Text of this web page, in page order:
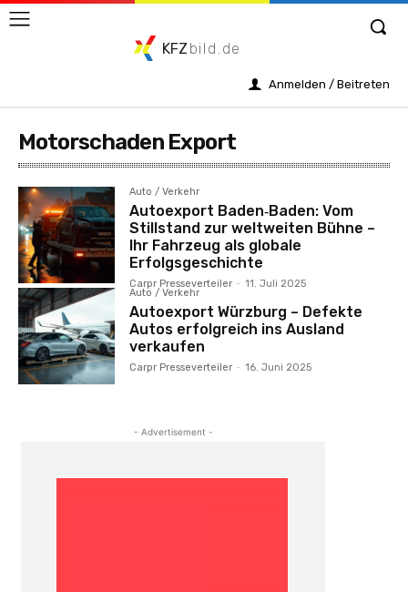
KFZ bild.de
Anmelden / Beitreten
Motorschaden Export
Auto / Verkehr
Autoexport Baden‑Baden: Vom
Stillstand zur weltweiten Bühne –
Ihr Fahrzeug als globale
Erfolgsgeschichte
Carpr Presseverteiler - 11. Juli 2025
Auto / Verkehr
Autoexport Würzburg – Defekte
Autos erfolgreich ins Ausland
verkaufen
Carpr Presseverteiler - 16. Juni 2025
- Advertisement -